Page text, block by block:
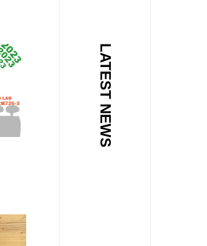
LATEST NEWS